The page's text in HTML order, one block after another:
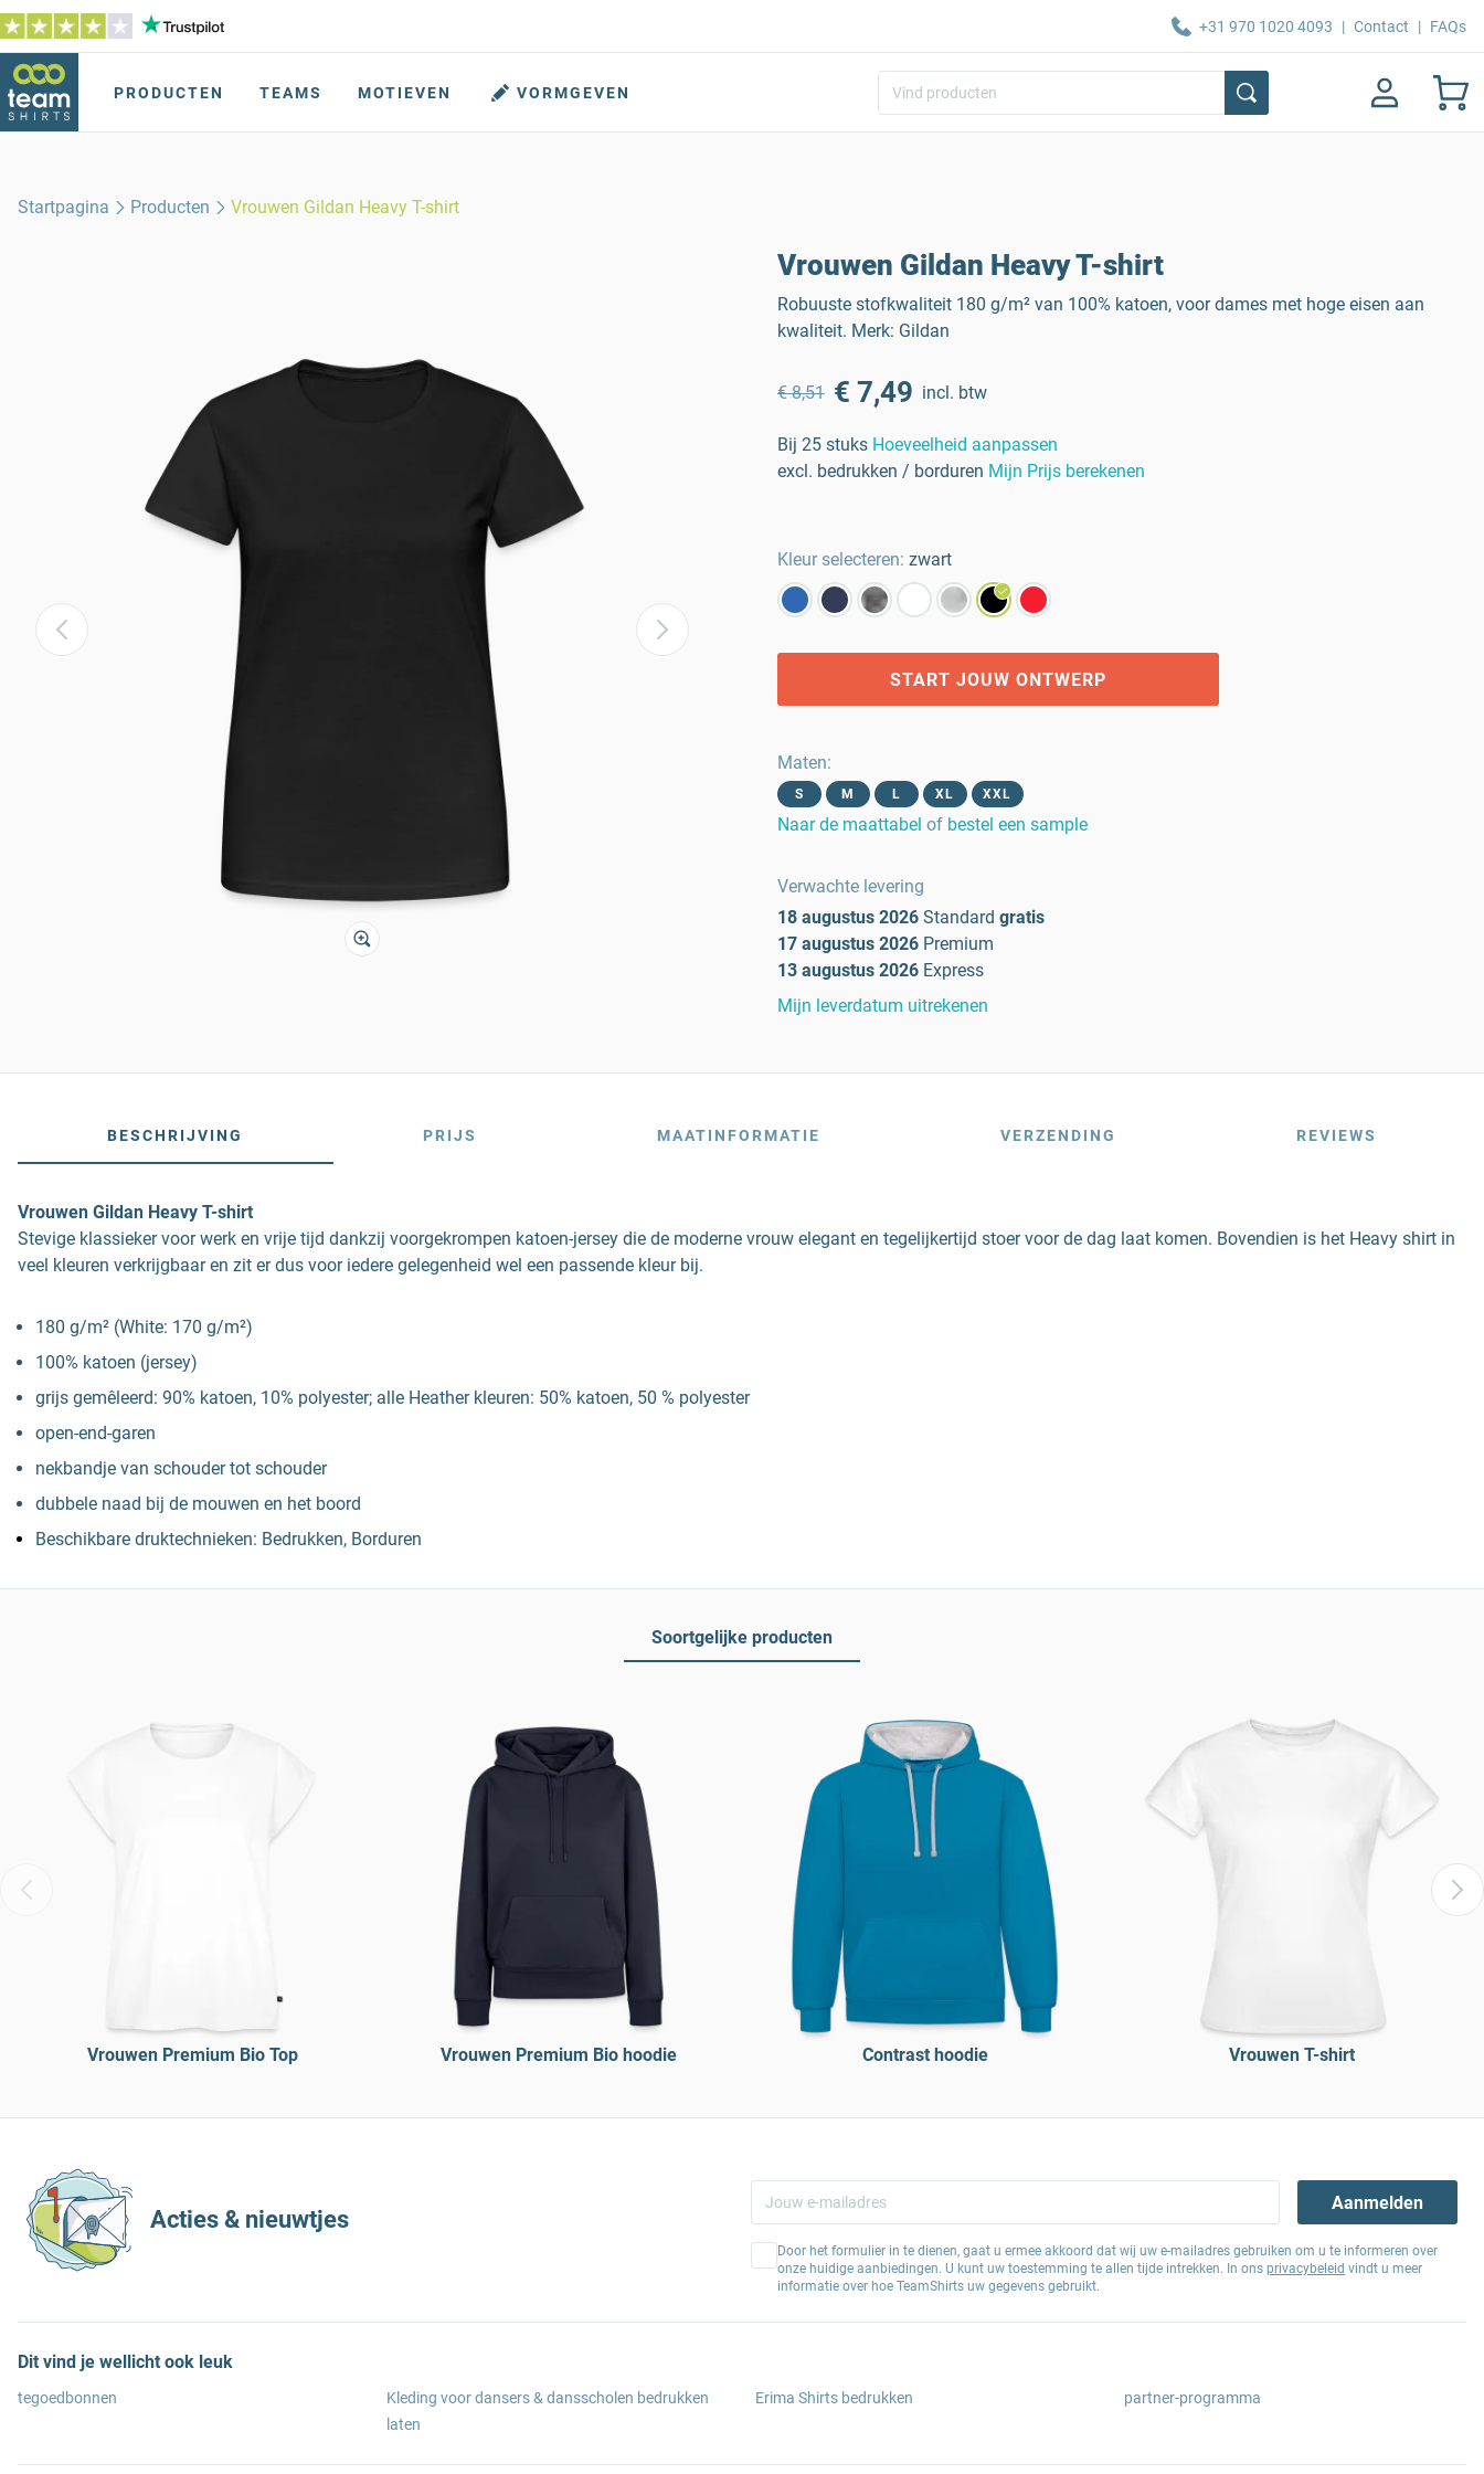
+31 970 1020 4093 | Contact | FAQs
PRODUCTEN TEAMS MOTIEVEN VORMGEVEN
Startpagina Producten Vrouwen Gildan Heavy T-shirt
Vrouwen Gildan Heavy T-shirt
Robuuste stofkwaliteit 180 g/m² van 100% katoen, voor dames met hoge eisen aan
kwaliteit. Merk: Gildan
€ 8,51 € 7,49 incl. btw
Bij 25 stuks Hoeveelheid aanpassen
excl. bedrukken / borduren Mijn Prijs berekenen
Kleur selecteren: zwart
START JOUW ONTWERP
Maten:
S M L XL XXL
Naar de maattabel of bestel een sample
Verwachte levering
18 augustus 2026 Standard gratis
17 augustus 2026 Premium
13 augustus 2026 Express
Mijn leverdatum uitrekenen
BESCHRIJVING PRIJS MAATINFORMATIE VERZENDING REVIEWS
Vrouwen Gildan Heavy T-shirt
Stevige klassieker voor werk en vrije tijd dankzij voorgekrompen katoen-jersey die de moderne vrouw elegant en tegelijkertijd stoer voor de dag laat komen. Bovendien is het Heavy shirt in
veel kleuren verkrijgbaar en zit er dus voor iedere gelegenheid wel een passende kleur bij.
180 g/m² (White: 170 g/m²)
100% katoen (jersey)
grijs gemêleerd: 90% katoen, 10% polyester; alle Heather kleuren: 50% katoen, 50 % polyester
open-end-garen
nekbandje van schouder tot schouder
dubbele naad bij de mouwen en het boord
Beschikbare druktechnieken: Bedrukken, Borduren
Soortgelijke producten
Vrouwen Premium Bio Top Vrouwen Premium Bio hoodie Contrast hoodie Vrouwen T-shirt
Acties & nieuwtjes
Aanmelden
Door het formulier in te dienen, gaat u ermee akkoord dat wij uw e-mailadres gebruiken om u te informeren over
onze huidige aanbiedingen. U kunt uw toestemming te allen tijde intrekken. In ons privacybeleid vindt u meer
informatie over hoe TeamShirts uw gegevens gebruikt.
Dit vind je wellicht ook leuk
tegoedbonnen
Kleding voor dansers & dansscholen bedrukken
laten
Erima Shirts bedrukken partner-programma